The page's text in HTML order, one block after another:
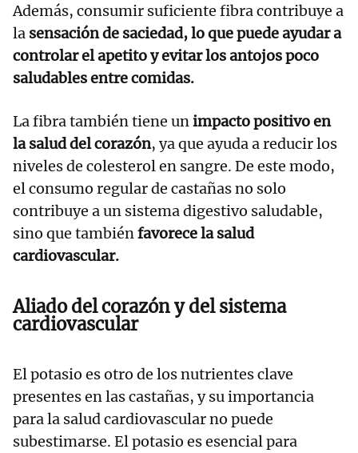
Además, consumir suficiente fibra contribuye a
la sensación de saciedad, lo que puede ayudar a
controlar el apetito y evitar los antojos poco
saludables entre comidas.
La fibra también tiene unimpacto positivo en
la salud del corazón, ya que ayuda a reducir los
niveles de colesterol en sangre. De este modo,
el consumo regular de castañas no solo
contribuye a un sistema digestivo saludable,
sino que tambiénfavorece la salud
cardiovascular.
Aliado del corazón y del sistema
cardiovascular
El potasio es otro de los nutrientes clave
presentes en las castañas, y su importancia
para la salud cardiovascular no puede
subestimarse. El potasio es esencial para